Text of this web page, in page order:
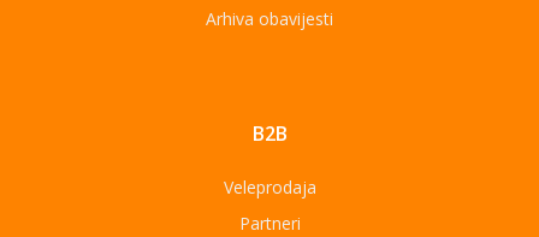
Arhiva obavijesti
B2B
Veleprodaja
Partneri